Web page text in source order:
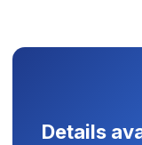
Details